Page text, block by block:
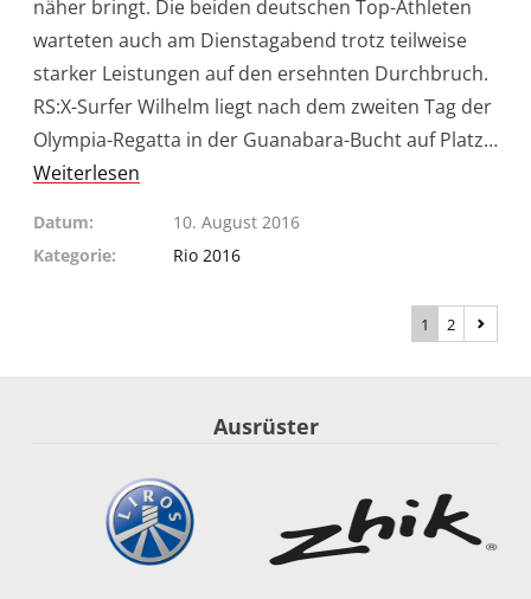
näher bringt. Die beiden deutschen Top-Athleten
warteten auch am Dienstagabend trotz teilweise
starker Leistungen auf den ersehnten Durchbruch.
RS:X-Surfer Wilhelm liegt nach dem zweiten Tag der
Olympia-Regatta in der Guanabara-Bucht auf Platz…
Weiterlesen
Datum
10. August 2016
Kategorie
Rio 2016
1 2
Ausrüster